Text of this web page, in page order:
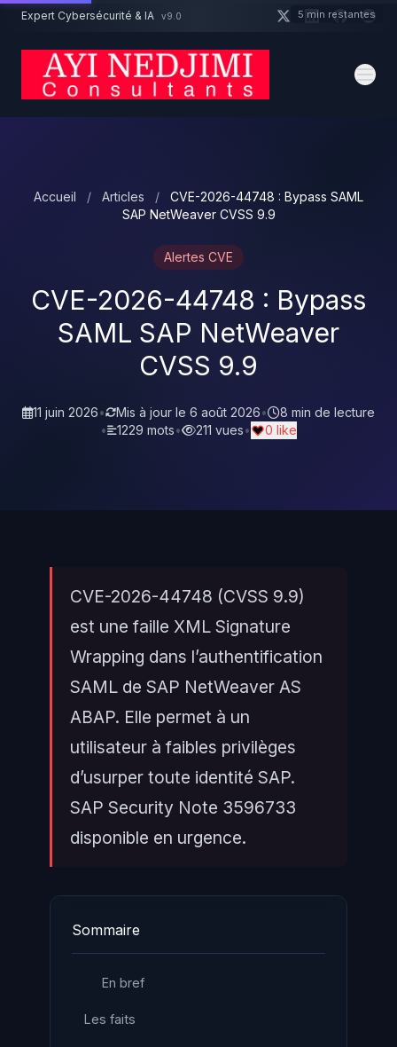
Aller au contenu principal
Expert Cybersécurité & IA v9.0
Accueil / Articles /
CVE-2026-44748 : Bypass SAML
SAP NetWeaver CVSS 9.9
Alertes CVE
CVE-2026-44748 : Bypass
SAML SAP NetWeaver
CVSS 9.9
11 juin 2026• Mis à jour le 6 août 2026•
8 min de lecture
•
1229 mots• 211 vues• 0 like
CVE-2026-44748 (CVSS 9.9)
est une faille XML Signature
Wrapping dans l’authentification
SAML de SAP NetWeaver AS
ABAP. Elle permet à un
utilisateur à faibles privilèges
d’usurper toute identité SAP.
SAP Security Note 3596733
disponible en urgence.
Sommaire
En bref
Les faits
Un projet cybersécurité ? 5 min restantes